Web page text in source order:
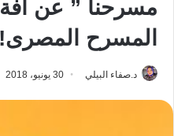
مسرحنا ” عن
المسرح المصرى!
د.صفاء البيلي 30 يونيو، 2018